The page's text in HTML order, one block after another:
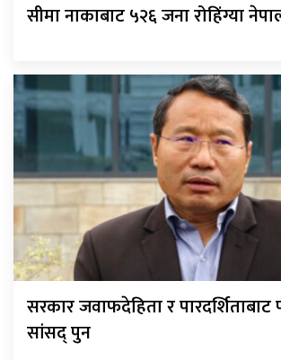
सीमा नाकाबाट ५२६ जना रोहिंग्या
सरकार जवाफदेहिता र पारदर्शिताबाट
सांसद् पुन